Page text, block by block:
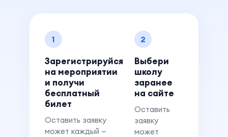
1
Зарегистрируйся
на мероприятии
и получи
бесплатный
билет
Оставить заявку
может каждый —
2
Выбери
школу
заранее
на сайте
Оставить
заявку
может